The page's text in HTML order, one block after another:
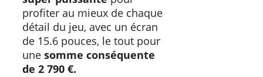
profiter au mieux de chaque
détail du jeu, avec un écran
de 15.6 pouces, le tout pour
une somme conséquente
de 2 790 €.